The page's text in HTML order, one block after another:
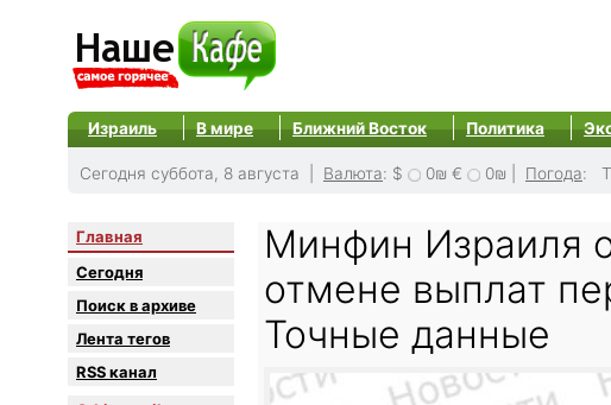
Израиль В мире Ближний Восток Политика
Сегодня суббота, 8 августа | Валюта: $ 0₪ € 0₪ Погода:
Главная
Сегодня
Поиск в архиве
Лента тегов
RSS канал
Минфин Израиля
отмене выплат
Точные данные